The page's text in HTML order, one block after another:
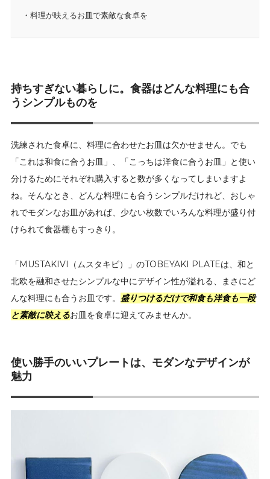
料理が映えるお皿で素敵な食卓を
持ちすぎない暮らしに。食器はどんな料理にも合
うシンプルものを
洗練された食卓に、料理に合わせたお皿は欠かせません。でも
「これは和食に合うお皿」、「こっちは洋食に合うお皿」と使い
分けるためにそれぞれ購入すると数が多くなってしまいますよ
ね。そんなとき、どんな料理にも合うシンプルだけれど、おしゃ
れでモダンなお皿があれば、少ない枚数でいろんな料理が盛り付
けられて食器棚もすっきり。
「MUSTAKIVI（ムスタキビ）」のTOBEYAKI PLATEは、和と
北欧を融和させたシンプルな中にデザイン性が溢れる、まさにど
んな料理にも合うお皿です。 盛りつけるだけで和食も洋食も一段
と素敵に映えるお皿を食卓に迎えてみませんか。
使い勝手のいいプレートは、モダンなデザインが
魅力